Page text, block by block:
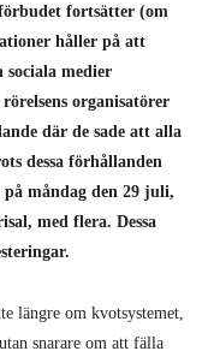
fortsätter (om
håller på att
sociala medier
organisatörer
där de sade att alla
dessa förhållanden
måndag den 29 juli,
med flera. Dessa
längre om kvotsystemet,
snarare om att fälla